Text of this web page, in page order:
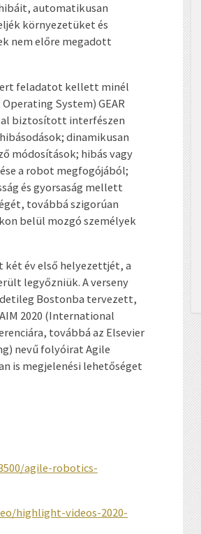
automatikusan
környezetüket és
nem előre megadott
feladatot kellett minél
System) GEAR
biztosított interfészen
dinamikusan
módosítások; hibás vagy
a robot megfogójából;
és gyorsaság mellett
továbbá szigorúan
belül mozgó személyek
két év első helyezettjét, a
legyőzniük. A verseny
Bostonba tervezett,
2020 (International
továbbá az Elsevier
nevű folyóirat Agile
is megjelenési lehetőséget
agile-robotics-
highlight-videos-2020-